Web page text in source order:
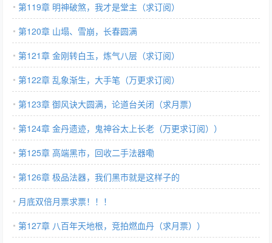
第119章 明神破煞，我才是堂主（求订阅）
第120章 山塌、雪崩，长春圆满
第121章 金刚转白玉，炼气八层（求订阅）
第122章 乱象渐生，大手笔（万更求订阅）
第123章 御风诀大圆满，论道台关闭（求月票）
第124章 金丹遗迹，鬼神谷太上长老（万更求订阅））
第125章 高端黑市，回收二手法器嘞
第126章 极品法器，我们黑市就是这样子的
月底双倍月票求票！！！
第127章 八百年天地根，竞拍燃血丹（求月票））